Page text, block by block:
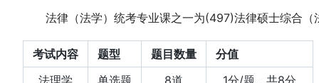
法律（法学）统考专业课之一为(497)法律硕士综合（
考试内容 题型 题目数量
分值